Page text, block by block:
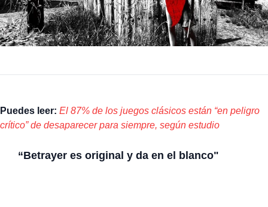
Puedes leer: El 87% de los juegos clásicos están “en peligro
crítico” de desaparecer para siempre, según estudio
“Betrayer es original y da en el blanco"